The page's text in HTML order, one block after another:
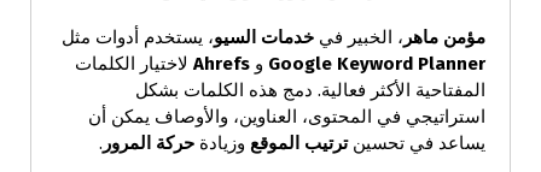
مؤمن ماهر ، الخبير في خدمات السيو، يستخدم أدوات مثل
Google Keyword Planner و Ahrefs لاختيار الكلمات
المفتاحية الأكثر فعالية. دمج هذه الكلمات بشكل
استراتيجي في المحتوى، العناوين، والأوصاف يمكن أن
يساعد في تحسينترتيب الموقع وزيادة حركة المرور .